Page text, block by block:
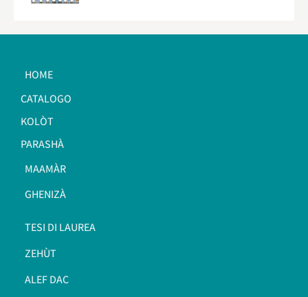
HOME
CATALOGO
KOLÒT
PARASHÀ
MAAMÀR
GHENIZÀ
TESI DI LAUREA
ZEHÙT
ALEF DAC